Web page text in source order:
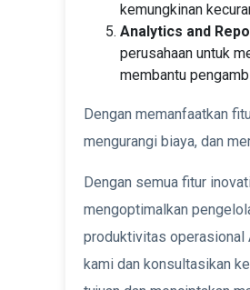
kemungkinan
Analytics and
perusahaan untuk
membantu
Dengan memanfaatkan
mengurangi biaya, dan
Dengan semua fitur
mengoptimalkan
produktivitas operasional
kami dan konsultasikan